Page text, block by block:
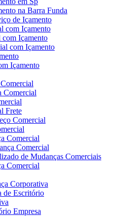
na Barra Funda
de Içamento
com Içamento
Içamento
com Içamento
Içamento
Comercial
Frete
Comercial
Comercial
Comercial
de Mudanças Comerciais
Comercial
Corporativa
de Escritório
Empresa